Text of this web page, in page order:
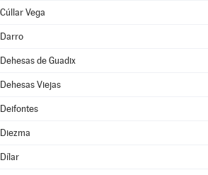
Cúllar Vega
Darro
Dehesas de Guadix
Dehesas Viejas
Deifontes
Diezma
Dílar